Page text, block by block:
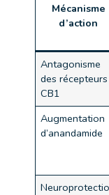
Mécanisme
d’action
Antagonisme
des récepteurs
CB1
Augmentation
d’anandamide